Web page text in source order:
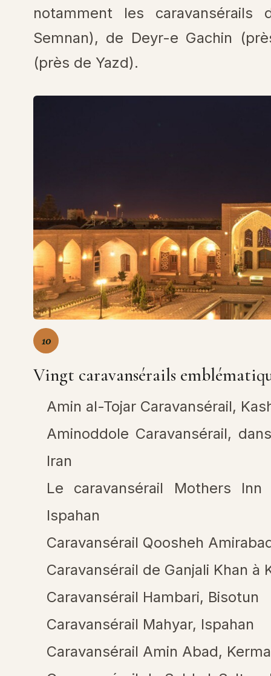
notamment les
Semnan), de Deyr-e Gachin
(près de Yazd).
10
Vingt caravansérails
Amin al-Tojar Caravansérail,
Aminoddole Caravansérail,
Iran
Le caravansérail Mothers
Ispahan
Caravansérail Qoosheh
Caravansérail de Ganjali Khan à
Caravansérail Hambari, Bisotun
Caravansérail Mahyar, Ispahan
Caravansérail Amin Abad,